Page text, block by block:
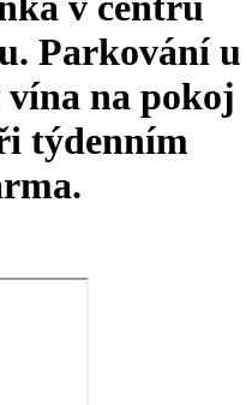
Parkování u
vína na pokoj
týdenním